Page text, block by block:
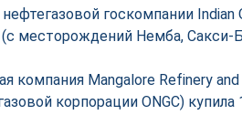
госкомпании Indian
месторождений Немба, Сакси-
компания Mangalore Refinery
корпорации ONGC) купила